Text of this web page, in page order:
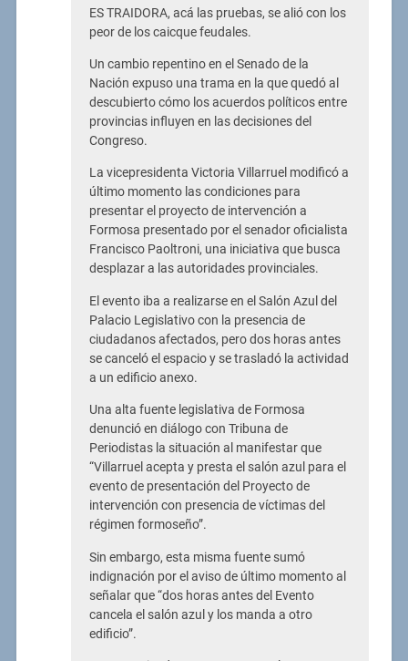
ES TRAIDORA, acá las pruebas, se alió con los
peor de los caicque feudales.
Un cambio repentino en el Senado de la
Nación expuso una trama en la que quedó al
descubierto cómo los acuerdos políticos entre
provincias influyen en las decisiones del
Congreso.
La vicepresidenta Victoria Villarruel modificó a
último momento las condiciones para
presentar el proyecto de intervención a
Formosa presentado por el senador oficialista
Francisco Paoltroni, una iniciativa que busca
desplazar a las autoridades provinciales.
El evento iba a realizarse en el Salón Azul del
Palacio Legislativo con la presencia de
ciudadanos afectados, pero dos horas antes
se canceló el espacio y se trasladó la actividad
a un edificio anexo.
Una alta fuente legislativa de Formosa
denunció en diálogo con Tribuna de
Periodistas la situación al manifestar que
“Villarruel acepta y presta el salón azul para el
evento de presentación del Proyecto de
intervención con presencia de víctimas del
régimen formoseño”.
Sin embargo, esta misma fuente sumó
indignación por el aviso de último momento al
señalar que “dos horas antes del Evento
cancela el salón azul y los manda a otro
edificio”.